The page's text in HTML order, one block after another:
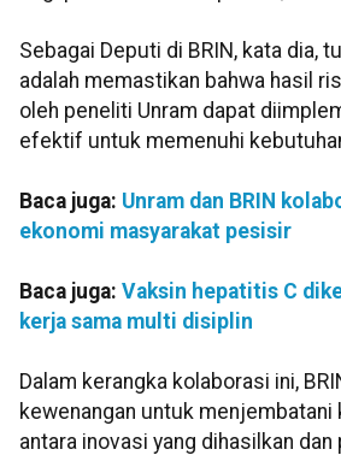
Sebagai Deputi di BRIN, kata dia,
adalah memastikan bahwa hasil
oleh peneliti Unram dapat
efektif untuk memenuhi
Baca juga: Unram dan BRIN
ekonomi masyarakat pesisir
Baca juga: Vaksin hepatitis C
kerja sama multi disiplin
Dalam kerangka kolaborasi ini,
kewenangan untuk menjembatani
antara inovasi yang dihasilkan dan